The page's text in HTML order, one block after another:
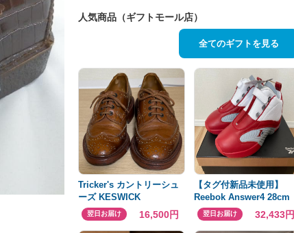
人気商品（ギフトモール店）
全てのギフトを見る
Tricker's カントリーシュ
ーズ KESWICK
UnionWorks別注
翌日お届け 16,500円
【タグ付新品未使用】
Reebok Answer4 28cm
リーボックアンサー4
翌日お届け 32,433円